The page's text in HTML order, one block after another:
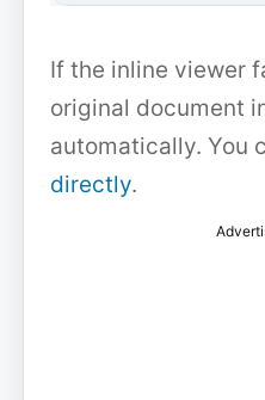
If the inline viewer
original document
automatically. You
directly.